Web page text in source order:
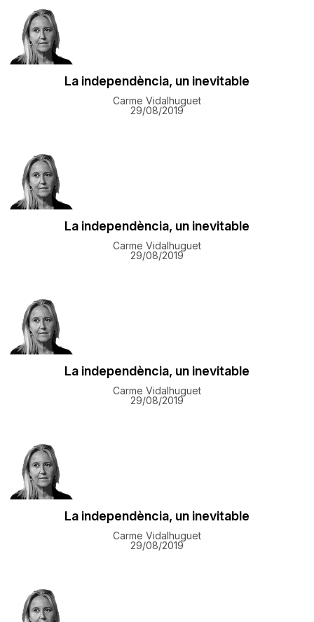
La independència, un inevitable
Carme Vidalhuguet
29/08/2019
La independència, un inevitable
Carme Vidalhuguet
29/08/2019
La independència, un inevitable
Carme Vidalhuguet
29/08/2019
La independència, un inevitable
Carme Vidalhuguet
29/08/2019